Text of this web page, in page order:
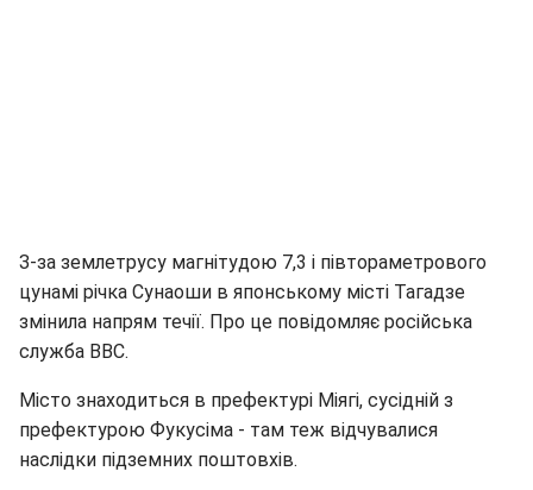
З-за землетрусу магнітудою 7,3 і півтораметрового
цунамі річка Сунаоши в японському місті Тагадзе
змінила напрям течії. Про це повідомляє російська
служба ВВС.
Місто знаходиться в префектурі Міягі, сусідній з
префектурою Фукусіма - там теж відчувалися
наслідки підземних поштовхів.